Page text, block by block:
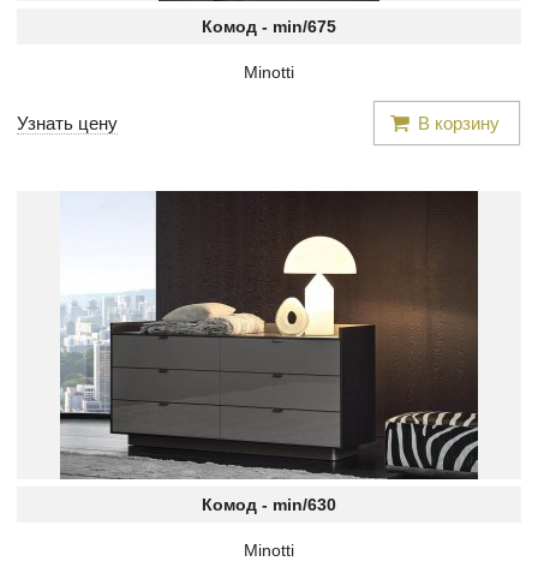
Комод - min/675
Minotti
Узнать цену В корзину
Комод - min/630
Minotti